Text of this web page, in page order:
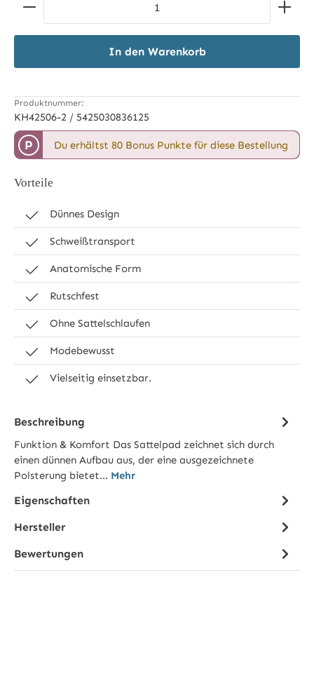
In den Warenkorb
Produktnummer:
KH42506-2 / 5425030836125
P Du erhältst 80 Bonus Punkte für diese Bestellung
Vorteile
Dünnes Design
Schweißtransport
Anatomische Form
Rutschfest
Ohne Sattelschlaufen
Modebewusst
Vielseitig einsetzbar.
Beschreibung
Funktion & Komfort Das Sattelpad zeichnet sich durch
einen dünnen Aufbau aus, der eine ausgezeichnete
Polsterung bietet… Mehr
Eigenschaften
Hersteller
Bewertungen